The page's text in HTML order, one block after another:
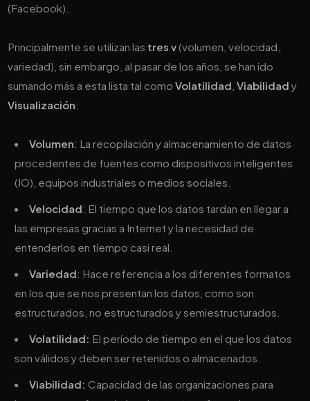
(Facebook).
Principalmente se utilizan las tres v (volumen, velocidad,
variedad), sin embargo, al pasar de los años, se han ido
sumando más a esta lista tal comoVolatilidad ,Viabilidady
Visualización:
Volumen: La recopilación y almacenamiento de datos
procedentes de fuentes como dispositivos inteligentes
(IO), equipos industriales o medios sociales.
Velocidad: El tiempo que los datos tardan en llegar a
las empresas gracias a Internet y la necesidad de
entenderlos en tiempo casi real.
Variedad: Hace referencia a los diferentes formatos
en los que se nos presentan los datos, como son
estructurados, no estructurados y semiestructurados.
Volatilidad: El período de tiempo en el que los datos
son válidos y deben ser retenidos o almacenados.
Viabilidad: Capacidad de las organizaciones para